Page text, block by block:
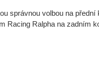
správnou volbou na
Racing Ralpha na zadním